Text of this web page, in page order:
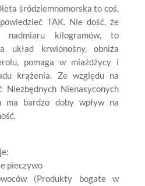
śródziemnomorska to coś,
TAK. Nie dość, że
nadmiaru kilogramów, to
układ krwionośny, obniża
pomaga w miażdżycy i
krążenia. Ze względu na
Niezbędnych Nienasyconych
ma bardzo doby wpływ na
pieczywo
(Produkty bogate w